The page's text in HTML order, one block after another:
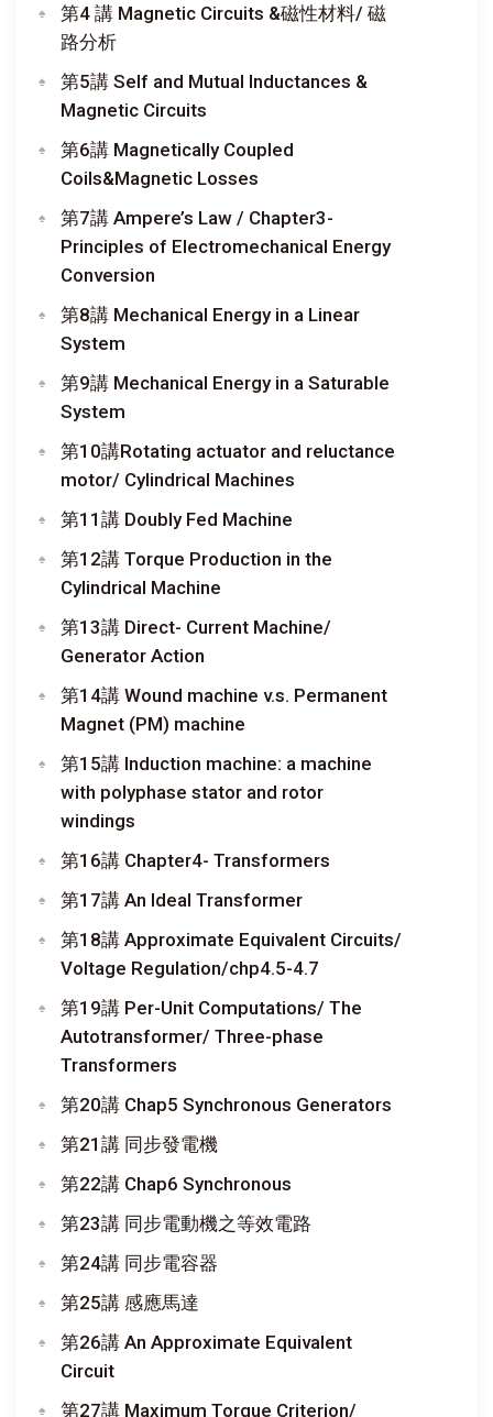
第4 講 Magnetic Circuits &磁性材料/ 磁
路分析
第5講 Self and Mutual Inductances &
Magnetic Circuits
第6講 Magnetically Coupled
Coils&Magnetic Losses
第7講 Ampere’s Law / Chapter3-
Principles of Electromechanical Energy
Conversion
第8講 Mechanical Energy in a Linear
System
第9講 Mechanical Energy in a Saturable
System
第10講Rotating actuator and reluctance
motor/ Cylindrical Machines
第11講 Doubly Fed Machine
第12講 Torque Production in the
Cylindrical Machine
第13講 Direct- Current Machine/
Generator Action
第14講 Wound machine v.s. Permanent
Magnet (PM) machine
第15講 Induction machine: a machine
with polyphase stator and rotor
windings
第16講 Chapter4- Transformers
第17講 An Ideal Transformer
第18講 Approximate Equivalent Circuits/
Voltage Regulation/chp4.5-4.7
第19講 Per-Unit Computations/ The
Autotransformer/ Three-phase
Transformers
第20講 Chap5 Synchronous Generators
第21講 同步發電機
第22講 Chap6 Synchronous
第23講 同步電動機之等效電路
第24講 同步電容器
第25講 感應馬達
第26講 An Approximate Equivalent
Circuit
第27講 Maximum Torque Criterion/